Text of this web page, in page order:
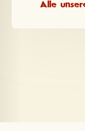
Alle